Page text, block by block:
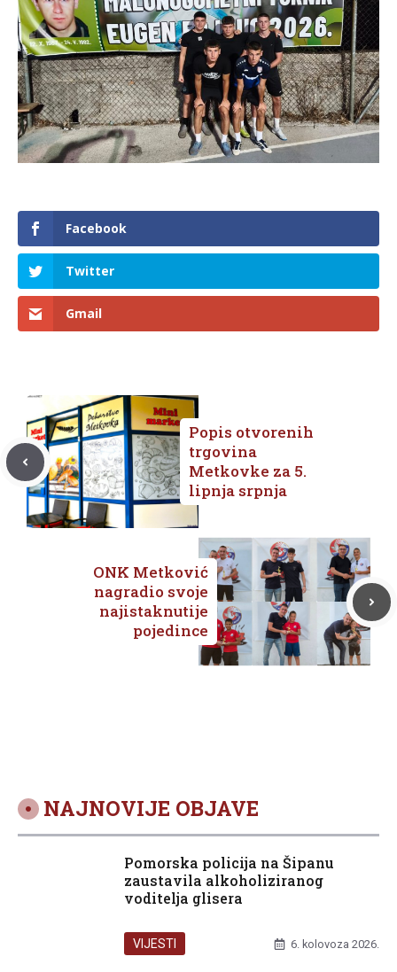
Facebook
Twitter
Gmail
Popis otvorenih
trgovina
Metkovke za 5.
lipnja srpnja
ONK Metković
nagradio svoje
najistaknutije
pojedince
NAJNOVIJE OBJAVE
Pomorska policija na Šipanu
zaustavila alkoholiziranog
voditelja glisera
VIJESTI 6. kolovoza 2026.